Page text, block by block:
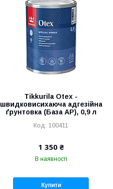
Tikkurila Otex -
швидковисихаюча адгезійна
ґрунтовка (База АР), 0,9 л
100411
1 350 ₴
В наявності
Купити